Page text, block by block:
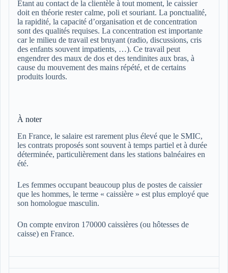
Étant au contact de la clientèle à tout moment, le caissier
doit en théorie rester calme, poli et souriant. La ponctualité,
la rapidité, la capacité d’organisation et de concentration
sont des qualités requises. La concentration est importante
car le milieu de travail est bruyant (radio, discussions, cris
des enfants souvent impatients, …). Ce travail peut
engendrer des maux de dos et des tendinites aux bras, à
cause du mouvement des mains répété, et de certains
produits lourds.
À noter
En France, le salaire est rarement plus élevé que le SMIC,
les contrats proposés sont souvent à temps partiel et à durée
déterminée, particulièrement dans les stations balnéaires en
été.
Les femmes occupant beaucoup plus de postes de caissier
que les hommes, le terme « caissière » est plus employé que
son homologue masculin.
On compte environ 170000 caissières (ou hôtesses de
caisse) en France.